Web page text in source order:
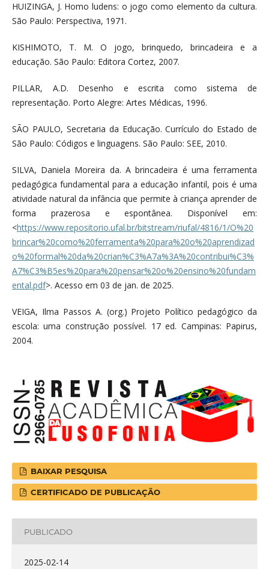
HUIZINGA, J. Homo ludens: o jogo como elemento da cultura.
São Paulo: Perspectiva, 1971.
KISHIMOTO, T. M. O jogo, brinquedo, brincadeira e a
educação. São Paulo: Editora Cortez, 2007.
PILLAR, A.D. Desenho e escrita como sistema de
representação. Porto Alegre: Artes Médicas, 1996.
SÃO PAULO, Secretaria da Educação. Currículo do Estado de
São Paulo: Códigos e linguagens. São Paulo: SEE, 2010.
SILVA, Daniela Moreira da. A brincadeira é uma ferramenta
pedagógica fundamental para a educação infantil, pois é uma
atividade natural da infância que permite à criança aprender de
forma prazerosa e espontânea. Disponível em:
<https://www.repositorio.ufal.br/bitstream/riufal/4816/1/O%20
brincar%20como%20ferramenta%20para%20o%20aprendizad
o%20formal%20da%20crian%C3%A7a%3A%20contribui%C3%
A7%C3%B5es%20para%20pensar%20o%20ensino%20fundam
ental.pdf>. Acesso em 03 de jan. de 2025.
VEIGA, Ilma Passos A. (org.) Projeto Político pedagógico da
escola: uma construção possível. 17 ed. Campinas: Papirus,
2004.
BAIXAR PESQUISA
CERTIFICADO DE PUBLICAÇÃO
PUBLICADO
2025-02-14